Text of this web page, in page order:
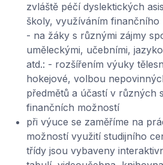
zvláště péčí dyslektických
školy, využíváním finančního
- na žáky s různými zájmy
uměleckými, učebními,
atd.: - rozšířením výuky
hokejové, volbou
předmětů a účastí v různých
finančních možností
při výuce se zaměříme na
možností využití studijního
třídy jsou vybaveny